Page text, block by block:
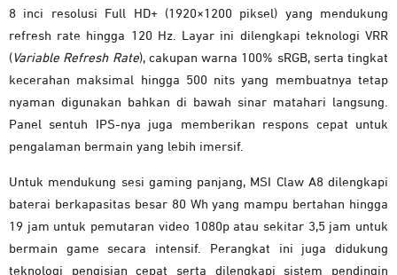
8 inci resolusi Full HD+ (1920×1200 piksel) yang mendukung
refresh rate hingga 120 Hz. Layar ini dilengkapi teknologi VRR
( Variable Refresh Rate), cakupan warna 100% sRGB, serta tingkat
kecerahan maksimal hingga 500 nits yang membuatnya tetap
nyaman digunakan bahkan di bawah sinar matahari langsung.
Panel sentuh IPS-nya juga memberikan respons cepat untuk
pengalaman bermain yang lebih imersif.
Untuk mendukung sesi gaming panjang, MSI Claw A8 dilengkapi
baterai berkapasitas besar 80 Wh yang mampu bertahan hingga
19 jam untuk pemutaran video 1080p atau sekitar 3,5 jam untuk
bermain game secara intensif. Perangkat ini juga didukung
teknologi pengisian cepat serta dilengkapi sistem pendingin